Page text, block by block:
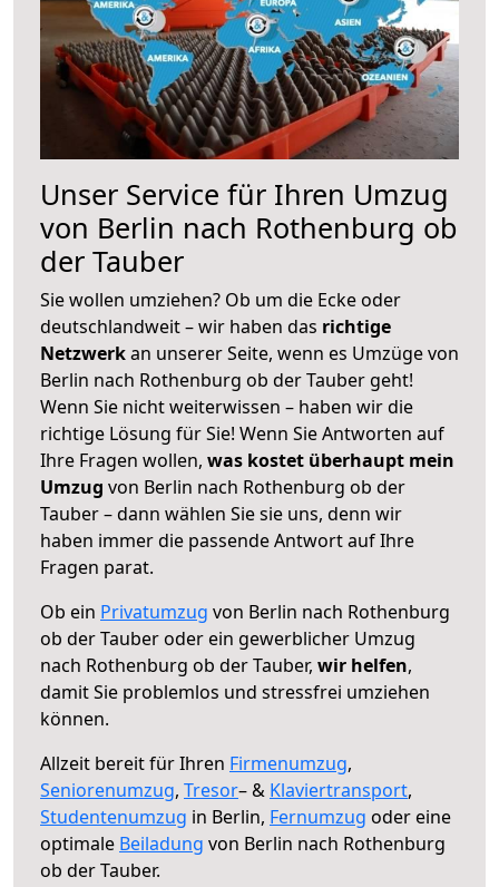
Unser Service für Ihren Umzug
von Berlin nach Rothenburg ob
der Tauber
Sie wollen umziehen? Ob um die Ecke oder
deutschlandweit – wir haben das richtige
Netzwerkan unserer Seite, wenn es Umzüge von
Berlin nach Rothenburg ob der Tauber geht!
Wenn Sie nicht weiterwissen – haben wir die
richtige Lösung für Sie! Wenn Sie Antworten auf
Ihre Fragen wollen, was kostet überhaupt mein
Umzug von Berlin nach Rothenburg ob der
Tauber – dann wählen Sie sie uns, denn wir
haben immer die passende Antwort auf Ihre
Fragen parat.
Ob ein Privatumzug von Berlin nach Rothenburg
ob der Tauber oder ein gewerblicher Umzug
nach Rothenburg ob der Tauber, wir helfen,
damit Sie problemlos und stressfrei umziehen
können.
Allzeit bereit für Ihren Firmenumzug,
Seniorenumzug, Tresor– & Klaviertransport,
Studentenumzug in Berlin, Fernumzug oder eine
optimale Beiladung von Berlin nach Rothenburg
ob der Tauber.